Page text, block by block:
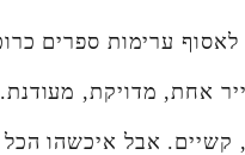
לאסוף ערימות ספרים
אחת, מדויקת,
קשיים. אבל איכשהו